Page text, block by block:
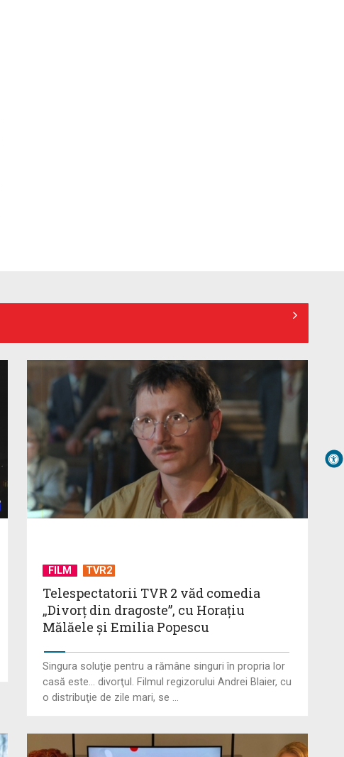
1 și TVR 2
Universitatea de Vară, la Băile
Tușnad | VIDEO
„Dansatoarea din umbră”, un thriller
psihologic despre loialitate și ...
UNTOLD ONE, la Cluj-Napoca |
Telespectatorii TVR 2 văd comedia
„Divorţ din dragoste”, cu Horaţiu
Mălăele ...
David Popovici atacă o
performanţă istorică la Europene.
În direct şi în ...
„Frații Jderi”, superproducția
inspirată din opera lui Mihail
FILM TVR2
Telespectatorii TVR 2 văd comedia
„Divorţ din dragoste”, cu Horaţiu
Mălăele şi Emilia Popescu
Singura soluţie pentru a rămâne singuri în propria lor
casă este... divorţul. Filmul regizorului Andrei Blaier, cu
o distribuţie de zile mari, se ...